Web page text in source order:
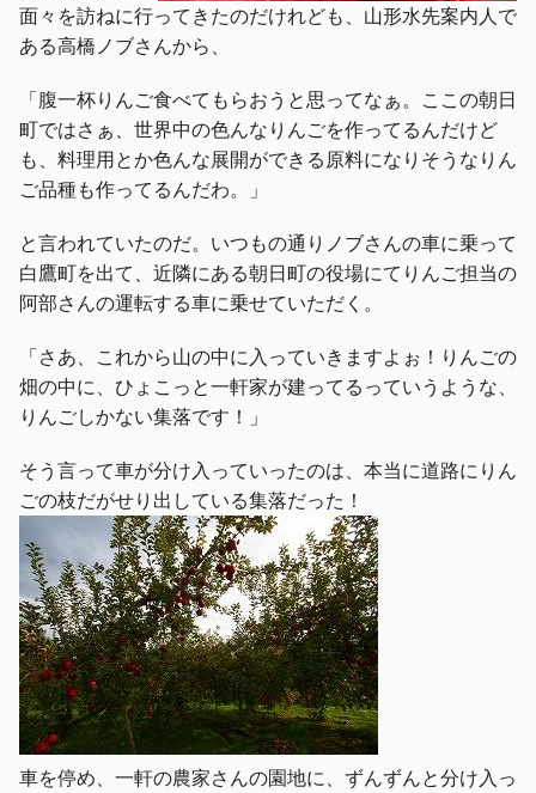
面々を訪ねに行ってきたのだけれども、山形水先案内人で
ある高橋ノブさんから、
「腹一杯りんご食べてもらおうと思ってなぁ。ここの朝日
町ではさぁ、世界中の色んなりんごを作ってるんだけど
も、料理用とか色んな展開ができる原料になりそうなりん
ご品種も作ってるんだわ。」
と言われていたのだ。いつもの通りノブさんの車に乗って
白鷹町を出て、近隣にある朝日町の役場にてりんご担当の
阿部さんの運転する車に乗せていただく。
「さあ、これから山の中に入っていきますよぉ！りんごの
畑の中に、ひょこっと一軒家が建ってるっていうような、
りんごしかない集落です！」
そう言って車が分け入っていったのは、本当に道路にりん
ごの枝だがせり出している集落だった！
車を停め、一軒の農家さんの園地に、ずんずんと分け入っ